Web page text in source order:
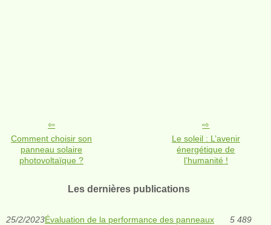
Comment choisir son
panneau solaire
photovoltaïque ?
Le soleil : L’avenir
énergétique de
l’humanité !
Les dernières publications
25/2/2023Évaluation de la performance des panneaux
5 489